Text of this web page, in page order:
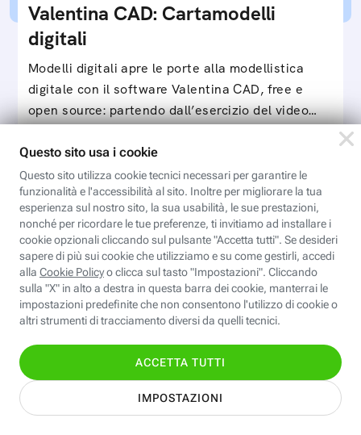
Valentina CAD: Cartamodelli
digitali
Modelli digitali apre le porte alla modellistica
digitale con il software Valentina CAD, free e
open source: partendo dall’esercizio del video…
Valentina CAD: Modelli parametrici
Modelli parametrici è il corso che ci permette di
sviluppare tabelle taglia individuali e standard da
utilizzare con il software Valentina CAD per…